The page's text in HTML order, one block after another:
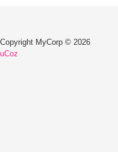
Copyright MyCorp © 2026
uCoz